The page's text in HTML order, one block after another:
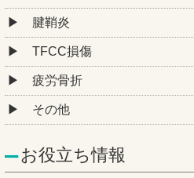
腱鞘炎
TFCC損傷
疲労骨折
その他
お役立ち情報